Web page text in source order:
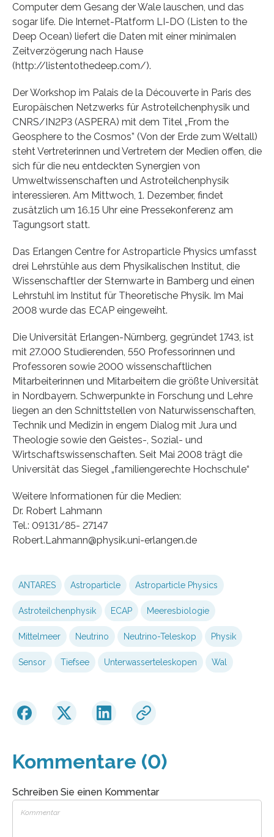
Computer dem Gesang der Wale lauschen, und das
sogar life. Die Internet-Platform LI-DO (Listen to the
Deep Ocean) liefert die Daten mit einer minimalen
Zeitverzögerung nach Hause
(http://listentothedeep.com/).
Der Workshop im Palais de la Découverte in Paris des
Europäischen Netzwerks für Astroteilchenphysik und
CNRS/IN2P3 (ASPERA) mit dem Titel „From the
Geosphere to the Cosmos” (Von der Erde zum Weltall)
steht Vertreterinnen und Vertretern der Medien offen, die
sich für die neu entdeckten Synergien von
Umweltwissenschaften und Astroteilchenphysik
interessieren. Am Mittwoch, 1. Dezember, findet
zusätzlich um 16.15 Uhr eine Pressekonferenz am
Tagungsort statt.
Das Erlangen Centre for Astroparticle Physics umfasst
drei Lehrstühle aus dem Physikalischen Institut, die
Wissenschaftler der Sternwarte in Bamberg und einen
Lehrstuhl im Institut für Theoretische Physik. Im Mai
2008 wurde das ECAP eingeweiht.
Die Universität Erlangen-Nürnberg, gegründet 1743, ist
mit 27.000 Studierenden, 550 Professorinnen und
Professoren sowie 2000 wissenschaftlichen
Mitarbeiterinnen und Mitarbeitern die größte Universität
in Nordbayern. Schwerpunkte in Forschung und Lehre
liegen an den Schnittstellen von Naturwissenschaften,
Technik und Medizin in engem Dialog mit Jura und
Theologie sowie den Geistes-, Sozial- und
Wirtschaftswissenschaften. Seit Mai 2008 trägt die
Universität das Siegel „familiengerechte Hochschule“
Weitere Informationen für die Medien:
Dr. Robert Lahmann
Tel.: 09131/85- 27147
Robert.Lahmann@physik.uni-erlangen.de
ANTARES Astroparticle Astroparticle Physics
Astroteilchenphysik ECAP Meeresbiologie
Mittelmeer Neutrino Neutrino-Teleskop Physik
Sensor Tiefsee Unterwasserteleskopen Wal
Kommentare (0)
Schreiben Sie einen Kommentar